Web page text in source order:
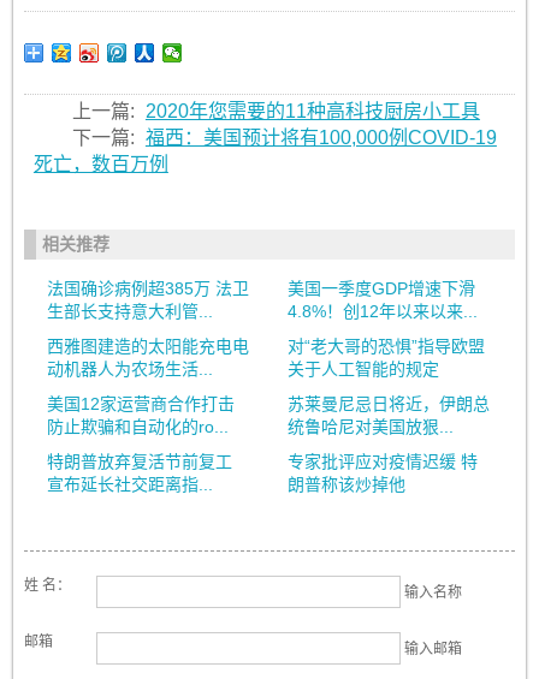
上一篇:
2020年您需要的11种高科技厨房小工具
下一篇: 福西：美国预计将有100,000例COVID-19
死亡，数百万例
相关推荐
法国确诊病例超385万 法卫
生部长支持意大利管...
美国一季度GDP增速下滑
4.8%！创12年以来以来...
西雅图建造的太阳能充电电
动机器人为农场生活...
对“老大哥的恐惧”指导欧盟
关于人工智能的规定
美国12家运营商合作打击
防止欺骗和自动化的ro...
苏莱曼尼忌日将近，伊朗总
统鲁哈尼对美国放狠...
特朗普放弃复活节前复工
宣布延长社交距离指...
专家批评应对疫情迟缓 特
朗普称该炒掉他
姓 名： 输入名称
邮箱 输入邮箱